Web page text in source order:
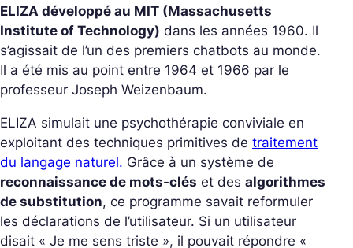
ELIZA développé au MIT (Massachusetts
Institute of Technology) dans les années 1960. Il
s’agissait de l’un des premiers chatbots au monde.
Il a été mis au point entre 1964 et 1966 par le
professeur Joseph Weizenbaum.
ELIZA simulait une psychothérapie conviviale en
exploitant des techniques primitives de traitement
du langage naturel. Grâce à un système de
reconnaissance de mots-clés et des algorithmes
de substitution, ce programme savait reformuler
les déclarations de l’utilisateur. Si un utilisateur
disait « Je me sens triste », il pouvait répondre «